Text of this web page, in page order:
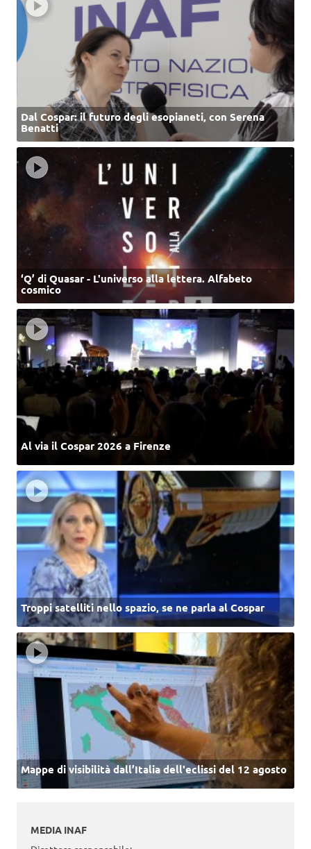
Dal Cospar: il futuro degli esopianeti, con Serena
Benatti
‘Q’ di Quasar - L'universo alla lettera. Alfabeto
cosmico
Al via il Cospar 2026 a Firenze
Troppi satelliti nello spazio, se ne parla al Cospar
Mappe di visibilità dall’Italia dell'eclissi del 12 agosto
MEDIA INAF